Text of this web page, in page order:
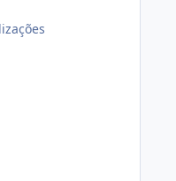
reduzir sua
possui clientes